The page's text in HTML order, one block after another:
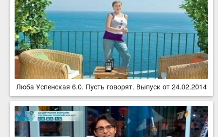
Люба Успенская 6.0. Пусть говорят. Выпуск от 24.02.2014